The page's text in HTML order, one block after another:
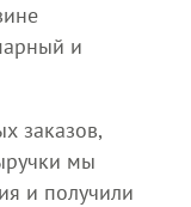
и
заказов,
мы
и получили